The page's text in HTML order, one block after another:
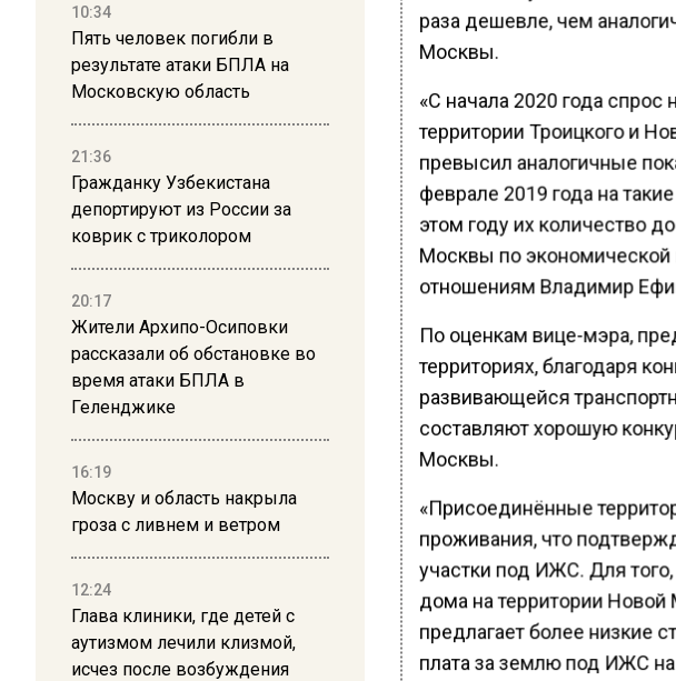
10:34
Пять человек погибли в
результате атаки БПЛА на
Московскую область
21:36
Гражданку Узбекистана
депортируют из России за
коврик с триколором
20:17
Жители Архипо-Осиповки
рассказали об обстановке во
время атаки БПЛА в
Геленджике
16:19
Москву и область накрыла
гроза с ливнем и ветром
12:24
Глава клиники, где детей с
аутизмом лечили клизмой,
исчез после возбуждения
раза дешевле, чем
Москвы.
«С начала 2020 года
территории Троицкого и
превысил аналогичные
феврале 2019 года на
этом году их количество
Москвы по
отношениям Владимир
По оценкам вице-мэра,
территориях, благодаря
развивающейся
составляют хорошую
Москвы.
«Присоединённые
проживания, что
участки под ИЖС. Для
дома на территории
предлагает более низкие
плата за землю под ИЖС